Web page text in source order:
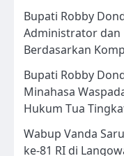
Bupati Robby
Administrator dan
Berdasarkan
Bupati Robby
Minahasa
Hukum Tua
Wabup Vanda
ke-81 RI di